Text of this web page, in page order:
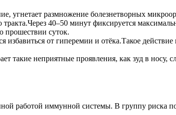
угнетает размножение болезнетворных
40–50 минут фиксируется
прошествии суток.
от гиперемии и отёка.Такое действие
такие неприятные проявления, как зуд в носу,
работой иммунной системы. В группу риска